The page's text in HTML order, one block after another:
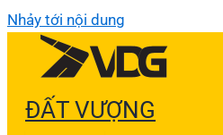
Nhảy tới nội dung
ĐẤT VƯỢNG